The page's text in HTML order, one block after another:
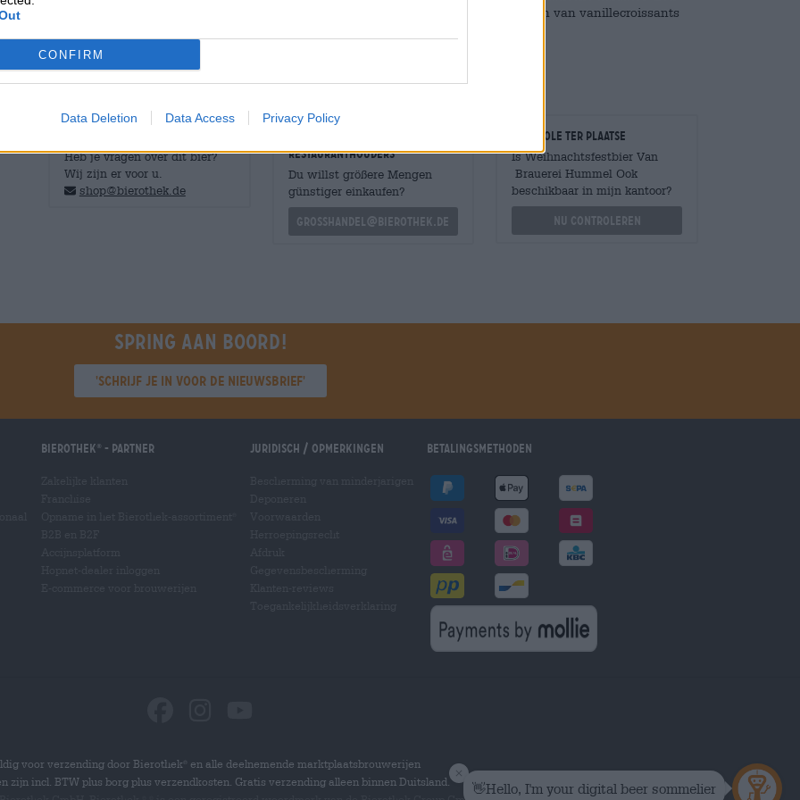
CONFIRM
Data Deletion Data Access Privacy Policy
welkome afwisseling na de cadeaumarathon, de vervelende taak van het vormen van vanillecroissants
Heb je vragen over dit bier?
Wij zijn er voor u.
shop@bierothek.de
restauranthouders
Du willst größere Mengen
günstiger einkaufen?
grosshandel@bierothek.de
Controle ter plaatse
Is Weihnachtsfestbier Van
Brauerei Hummel Ook
beschikbaar in mijn kantoor?
Nu controleren
Spring aan boord!
'Schrijf je in voor de nieuwsbrief'
Bierothek - Partner Juridisch / Opmerkingen Betalingsmethoden
voor verzending door Bierothek
en alle deelnemende marktplaatsbrouwerijen
zijn incl. BTW plus borg plus verzendkosten. Gratis verzending alleen binnen Duitsland.